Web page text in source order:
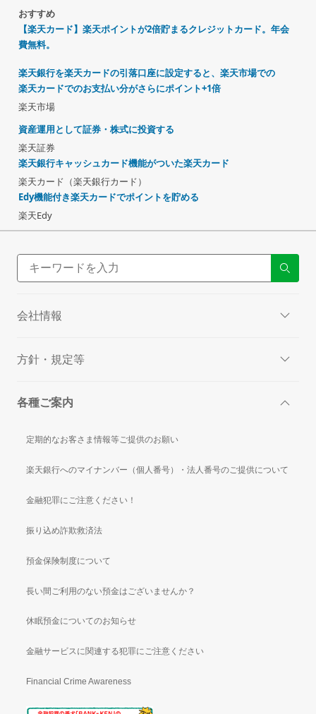
おすすめ
【楽天カード】楽天ポイントが2倍貯まるクレジットカード。年会
費無料。
楽天銀行を楽天カードの引落口座に設定すると、楽天市場での
楽天カードでのお支払い分がさらにポイント+1倍
楽天市場
資産運用として証券・株式に投資する
楽天証券
楽天銀行キャッシュカード機能がついた楽天カード
楽天カード（楽天銀行カード）
Edy機能付き楽天カードでポイントを貯める
楽天Edy
会社情報
方針・規定等
各種ご案内
定期的なお客さま情報等ご提供のお願い
楽天銀行へのマイナンバー（個人番号）・法人番号のご提供について
金融犯罪にご注意ください！
振り込め詐欺救済法
預金保険制度について
長い間ご利用のない預金はございませんか？
休眠預金についてのお知らせ
金融サービスに関連する犯罪にご注意ください
Financial Crime Awareness